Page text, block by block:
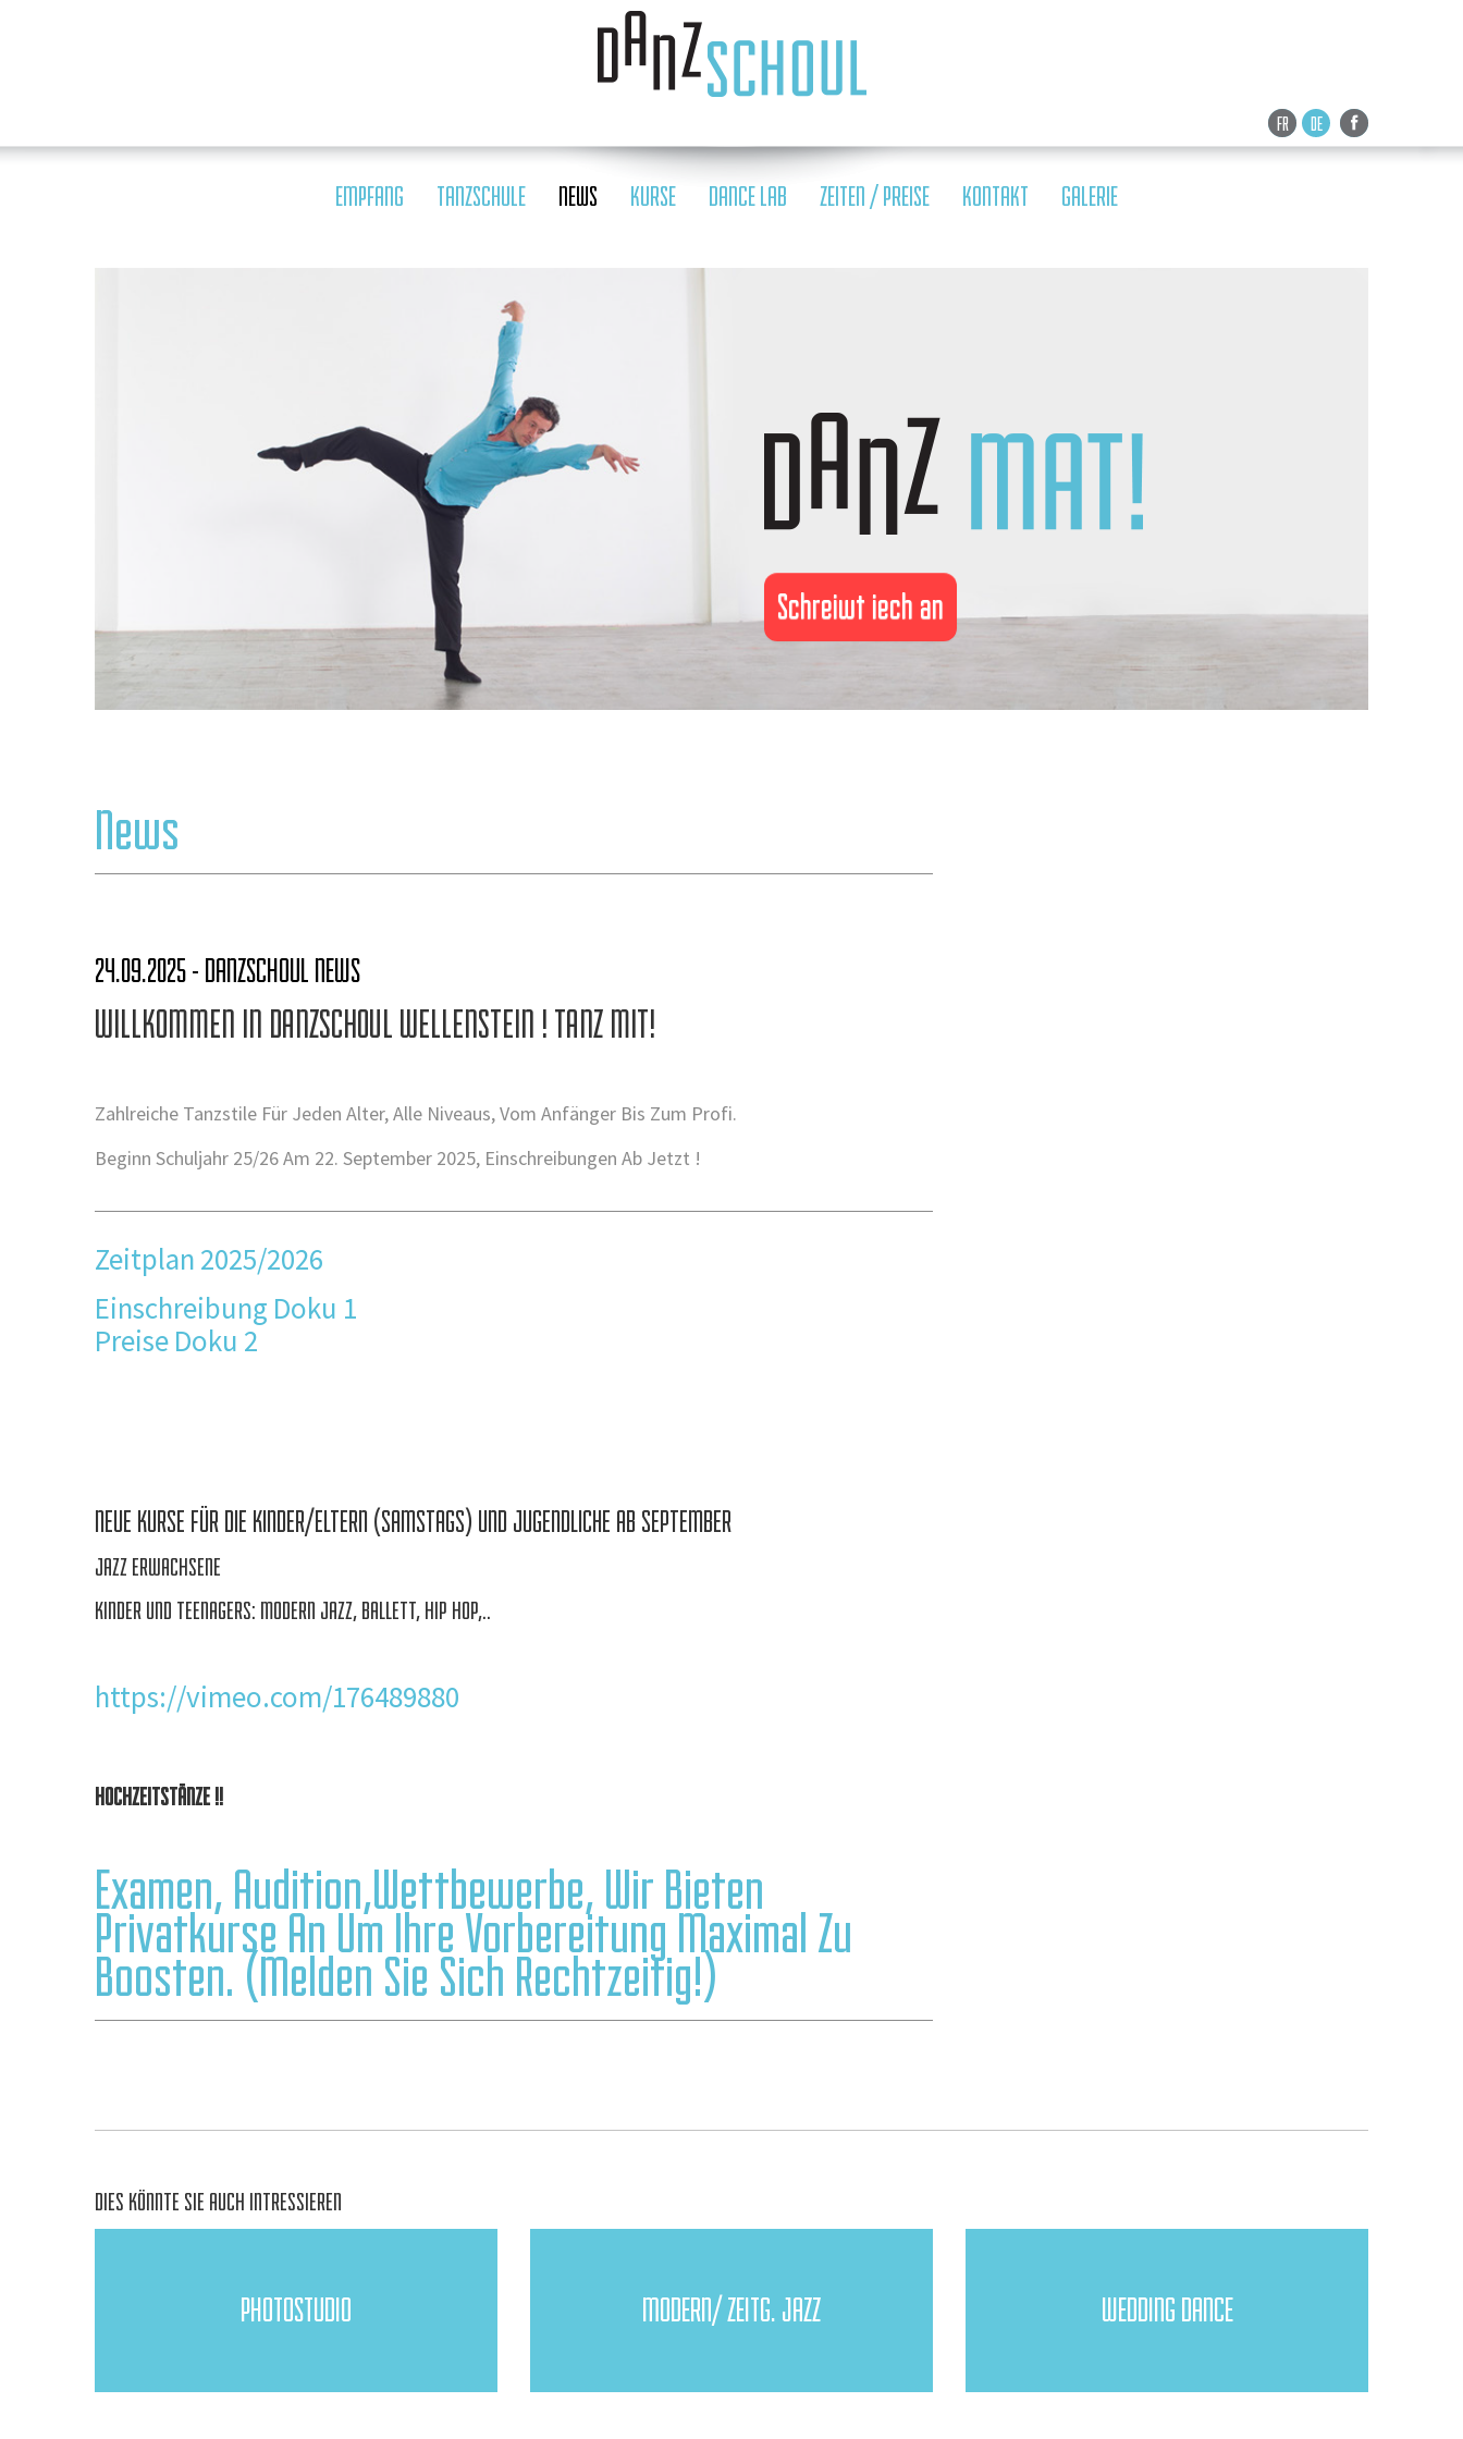
FR DE
EMPFANG TANZSCHULE NEWS KURSE DANCE LAB ZEITEN / PREISE KONTAKT GALERIE
Schreiwt iech an
News
24.09.2025 - DANZSCHOUL NEWS
WILLKOMMEN IN DANZSCHOUL WELLENSTEIN ! TANZ MIT!
Zahlreiche Tanzstile Für Jeden Alter, Alle Niveaus, Vom Anfänger Bis Zum Profi.
Beginn Schuljahr 25/26 Am 22. September 2025, Einschreibungen Ab Jetzt !
Zeitplan 2025/2026
Einschreibung Doku 1
Preise Doku 2
NEUE KURSE FÜR DIE KINDER/ELTERN (SAMSTAGS) UND JUGENDLICHE AB SEPTEMBER
JAZZ ERWACHSENE
KINDER UND TEENAGERS: MODERN JAZZ, BALLETT, HIP HOP,..
https://vimeo.com/176489880
HOCHZEITSTÄNZE !!
Examen, Audition,Wettbewerbe, Wir Bieten
Privatkurse An Um Ihre Vorbereitung Maximal Zu
Boosten. (Melden Sie Sich Rechtzeitig!)
DIES KÖNNTE SIE AUCH INTRESSIEREN
PHOTOSTUDIO MODERN/ ZEITG. JAZZ WEDDING DANCE